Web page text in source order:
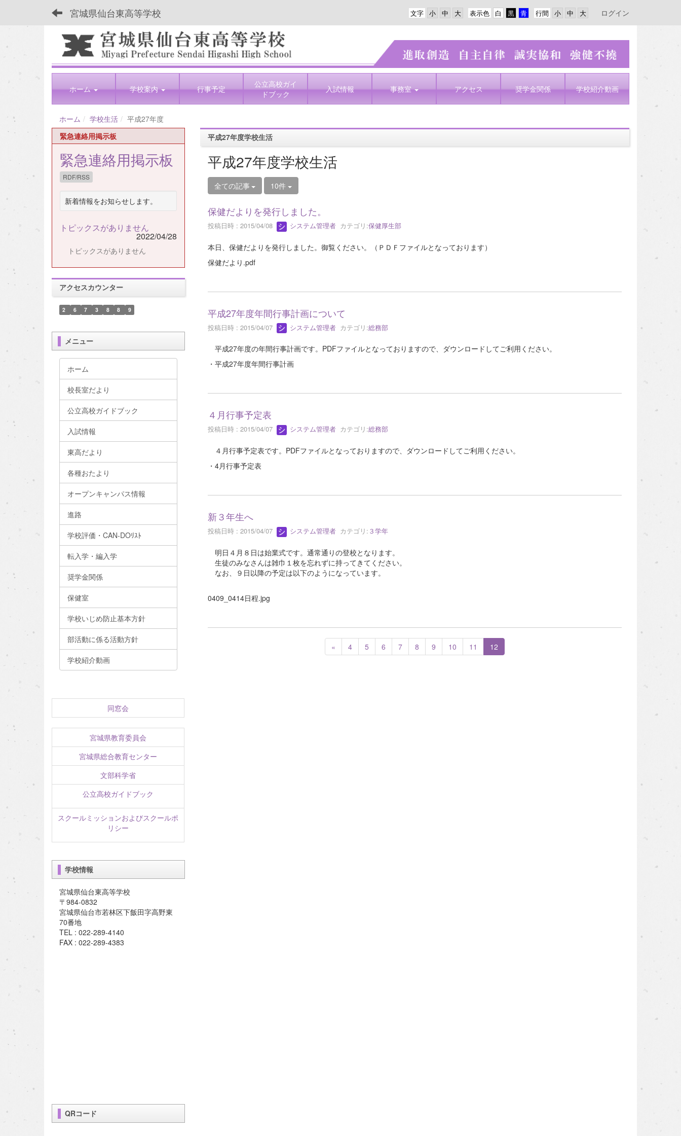
宮城県仙台東高等学校 行間
表示色
文字 ログイン
ホーム 学校案内 行事予定
公立高校ガイ
ドブック
入試情報 事務室 アクセス 奨学金関係 学校紹介動画
ホーム 学校生活
平成27年度
平成27年度学校生活
平成27年度学校生活
全ての記事 10件
保健だよりを発行しました。
投稿日時 : 2015/04/08 システム管理者カテゴリ:保健厚生部
本日、保健だよりを発行しました。御覧ください。（ＰＤＦファイルとなっております）
保健だより.pdf
平成27年度年間行事計画について
投稿日時 : 2015/04/07 システム管理者カテゴリ:総務部
平成27年度の年間行事計画です。PDFファイルとなっておりますので、ダウンロードしてご利用ください。
・平成27年度年間行事計画
４月行事予定表
投稿日時 : 2015/04/07 システム管理者カテゴリ:総務部
４月行事予定表です。PDFファイルとなっておりますので、ダウンロードしてご利用ください。
・4月行事予定表
新３年生へ
投稿日時 : 2015/04/07 システム管理者カテゴリ: ３学年
明日４月８日は始業式です。通常通りの登校となります。
生徒のみなさんは雑巾１枚を忘れずに持ってきてください。
なお、９日以降の予定は以下のようになっています。
0409_0414日程.jpg
« 4 5 6 7 8 9 10 11 12
緊急連絡用掲示板
緊急連絡用掲示板
RDF/RSS
新着情報をお知らせします。
トピックスがありません
2022/04/28
トピックスがありません
アクセスカウンター
2 6 7 3 8 8 9
メニュー
ホーム
校長室だより
公立高校ガイドブック
入試情報
東高だより
各種おたより
オープンキャンパス情報
進路
学校評価・CAN-DOﾘｽﾄ
転入学・編入学
奨学金関係
保健室
学校いじめ防止基本方針
部活動に係る活動方針
学校紹介動画
同窓会
宮城県教育委員会
宮城県総合教育センター
文部科学省
公立高校ガイドブック
スクールミッションおよびスクールポ
リシー
学校情報
宮城県仙台東高等学校
〒984-0832
宮城県仙台市若林区下飯田字高野東
70番地
TEL : 022-289-4140
FAX : 022-289-4383
QRコード